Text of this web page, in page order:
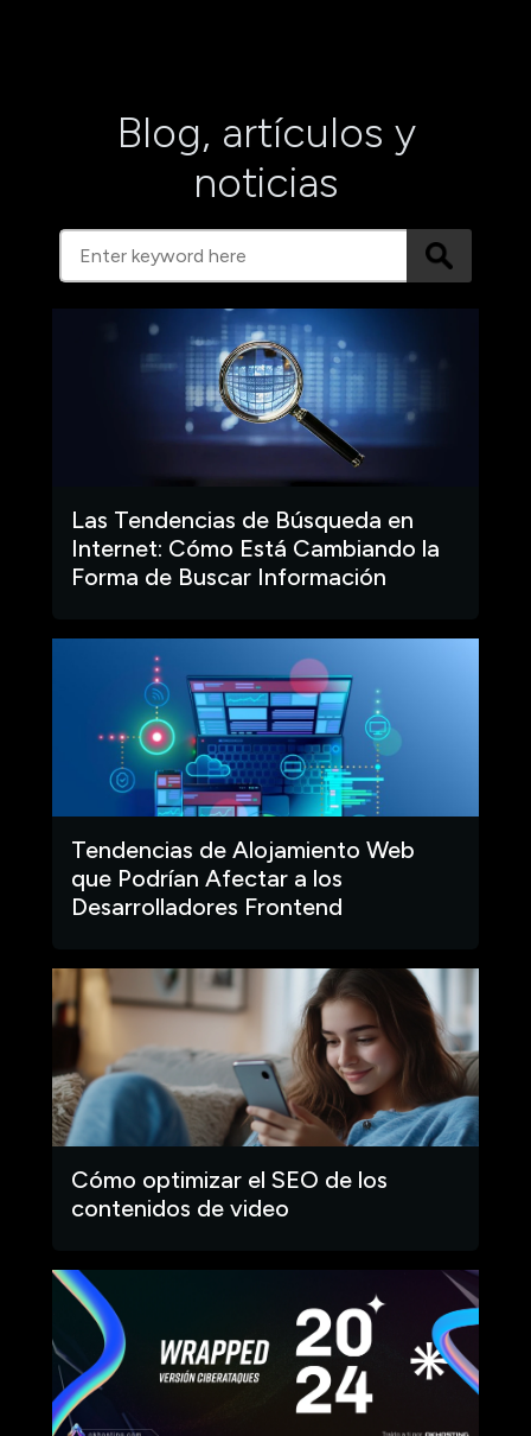
Blog, artículos y
noticias
Las Tendencias de Búsqueda en
Internet: Cómo Está Cambiando la
Forma de Buscar Información
Tendencias de Alojamiento Web
que Podrían Afectar a los
Desarrolladores Frontend
Cómo optimizar el SEO de los
contenidos de video